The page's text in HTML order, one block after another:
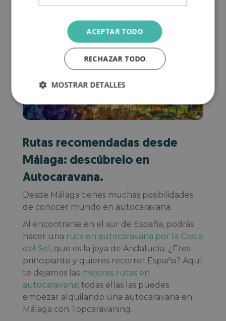
Rutas recomendadas desde
Málaga: descúbrelo en
Autocaravana.
Desde Málaga tienes muchas posibilidades
de conocer mundo en autocaravana.
Al encontrarse en el sur de España, podrás
hacer una ruta en autocaravana por la Costa
del Sol , que es la joya de Andalucía. ¿Eres
principiante y quieres recorrer España? Aquí
te dejamos las mejores rutas en
autocaravana; todas ellas las puedes
empezar alquilando una autocaravana en
Málaga con Topcaravaning.
ACEPTAR TODO
RECHAZAR TODO
MOSTRAR DETALLES